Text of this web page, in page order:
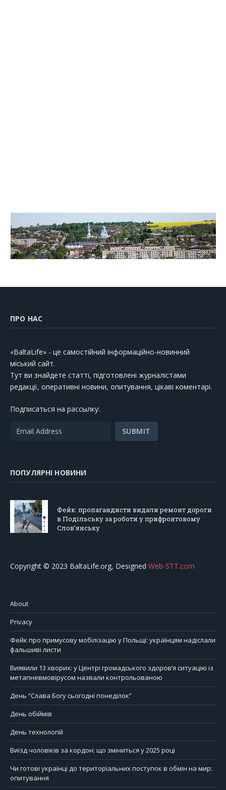
ПРО НАС
«BaltaLife» - це самостійний інформаційно-новинний
міський сайт.
Тут ви знайдете статті, підготовлені журналістами
редакції, оперативні новини, опитування, цікаві коментарі.
Подписаться на рассылку:
ПОПУЛЯРНІ НОВИНИ
Фейк: пропагандисти видали ремонт дороги
в Подільську за роботи у прифронтовому
Слов’янську
Copyright © 2023 BaltaLife.org, Designed Web-STT.com
About
Privacy
Фейк про примусову мобілізацію у Польщі: українцям надіслали
фальшиві листи
Виявили 13 хворих: у Центрі громадського здоров’я ситуацію із
метапневмовірусом назвали контрольованою
День “Слава Богу сьогодні понеділок”
День обіймів
День технологій
Виїзд чоловіків за кордон: що зміниться у 2025 році
Чи готові українці до територіальних поступок в обмін на мир:
опитування